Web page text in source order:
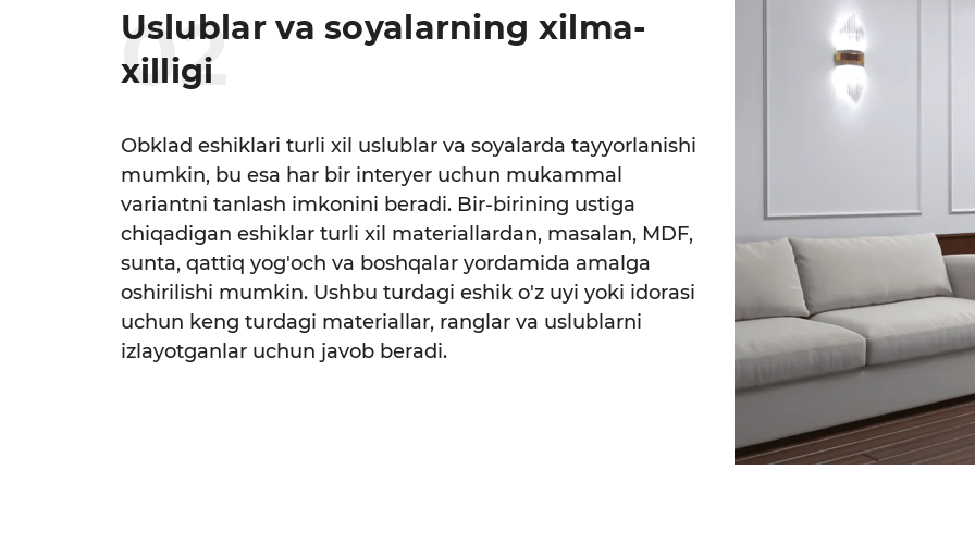
Uslublar va soyalarning xilma-
xilligi
02
Obklad eshiklari turli xil uslublar va soyalarda tayyorlanishi
mumkin, bu esa har bir interyer uchun mukammal
variantni tanlash imkonini beradi. Bir-birining ustiga
chiqadigan eshiklar turli xil materiallardan, masalan, MDF,
sunta, qattiq yog'och va boshqalar yordamida amalga
oshirilishi mumkin. Ushbu turdagi eshik o'z uyi yoki idorasi
uchun keng turdagi materiallar, ranglar va uslublarni
izlayotganlar uchun javob beradi.